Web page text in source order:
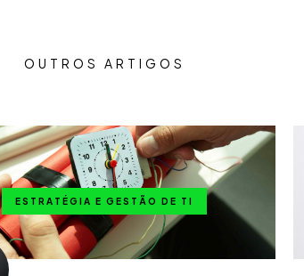
OUTROS ARTIGOS
ESTRATÉGIA E GESTÃO DE TI